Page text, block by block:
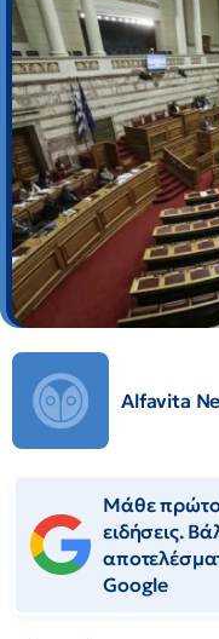
Alfavita
Μάθε
ειδήσεις.
Google